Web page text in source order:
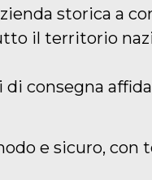
storica a
il territorio
di consegna
e sicuro, con